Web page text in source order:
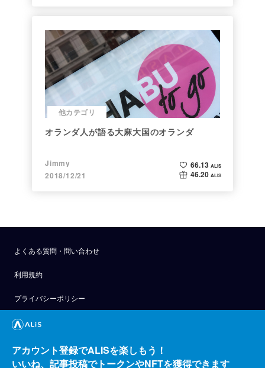
他カテゴリ
オランダ人が語る大麻大国のオランダ
Jimmy
2018/12/21
66.13 ALIS
46.20 ALIS
よくある質問・問い合わせ
利用規約
プライバシーポリシー
公式アナウンス
技術ブログ
アカウント登録でALISを楽しもう！
いいね、記事投稿でトークンやNFTを獲得できます